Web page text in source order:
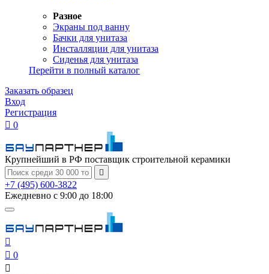
Разное
Экраны под ванну
Бачки для унитаза
Инсталляции для унитаза
Сиденья для унитаза
Перейти в полный каталог
Заказать образец
Вход
Регистрация
 0
Крупнейший в РФ поставщик строительной керамики

+7 (495) 600-3822
Ежедневно с 9:00 до 18:00

 0
